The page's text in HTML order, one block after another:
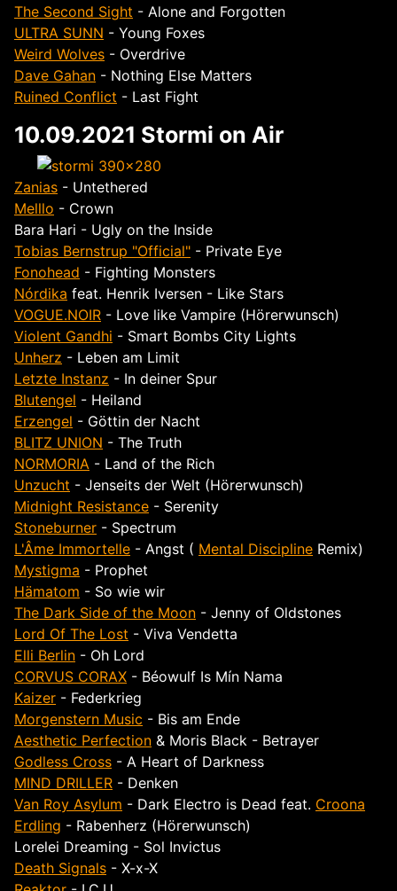
The Second Sight - Alone and Forgotten
ULTRA SUNN - Young Foxes
Weird Wolves - Overdrive
Dave Gahan - Nothing Else Matters
Ruined Conflict - Last Fight
10.09.2021 Stormi on Air
Zanias - Untethered
Melllo - Crown
Bara Hari - Ugly on the Inside
Tobias Bernstrup "Official" - Private Eye
Fonohead - Fighting Monsters
Nórdika feat. Henrik Iversen - Like Stars
VOGUE.NOIR - Love like Vampire (Hörerwunsch)
Violent Gandhi - Smart Bombs City Lights
Unherz - Leben am Limit
Letzte Instanz - In deiner Spur
Blutengel - Heiland
Erzengel - Göttin der Nacht
BLITZ UNION - The Truth
NORMORIA - Land of the Rich
Unzucht - Jenseits der Welt (Hörerwunsch)
Midnight Resistance - Serenity
Stoneburner - Spectrum
L'Âme Immortelle - Angst ( Mental Discipline Remix)
Mystigma - Prophet
Hämatom - So wie wir
The Dark Side of the Moon - Jenny of Oldstones
Lord Of The Lost - Viva Vendetta
Elli Berlin - Oh Lord
CORVUS CORAX - Béowulf Is Mín Nama
Kaizer - Federkrieg
Morgenstern Music - Bis am Ende
Aesthetic Perfection & Moris Black - Betrayer
Godless Cross - A Heart of Darkness
MIND DRILLER - Denken
Van Roy Asylum - Dark Electro is Dead feat. Croona
Erdling - Rabenherz (Hörerwunsch)
Lorelei Dreaming - Sol Invictus
Death Signals - X-x-X